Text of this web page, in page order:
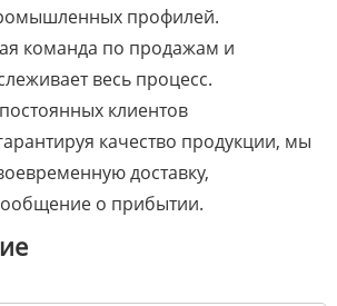
профилей.
команда по продажам и
весь процесс.
клиентов
качество продукции, мы
доставку,
о прибытии.